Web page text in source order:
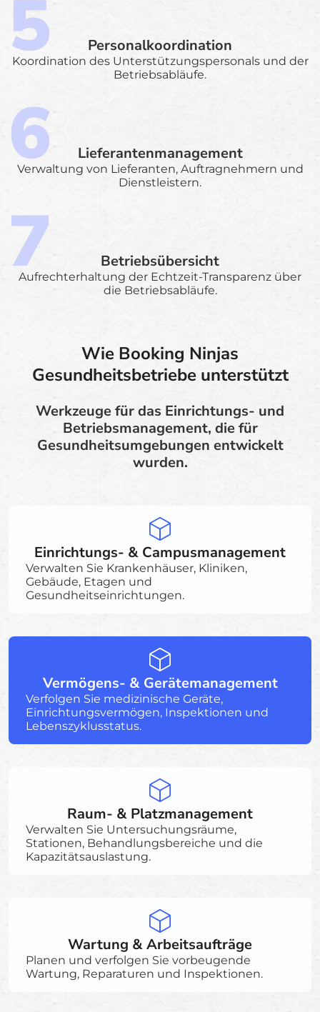
Personalkoordination
Koordination des Unterstützungspersonals und der
Betriebsabläufe.
Lieferantenmanagement
Verwaltung von Lieferanten, Auftragnehmern und
Dienstleistern.
Betriebsübersicht
Aufrechterhaltung der Echtzeit-Transparenz über
die Betriebsabläufe.
Wie Booking Ninjas
Gesundheitsbetriebe unterstützt
Werkzeuge für das Einrichtungs- und
Betriebsmanagement, die für
Gesundheitsumgebungen entwickelt
wurden.
Einrichtungs- & Campusmanagement
Verwalten Sie Krankenhäuser, Kliniken,
Gebäude, Etagen und
Gesundheitseinrichtungen.
Vermögens- & Gerätemanagement
Verfolgen Sie medizinische Geräte,
Einrichtungsvermögen, Inspektionen und
Lebenszyklusstatus.
Raum- & Platzmanagement
Verwalten Sie Untersuchungsräume,
Stationen, Behandlungsbereiche und die
Kapazitätsauslastung.
Wartung & Arbeitsaufträge
Planen und verfolgen Sie vorbeugende
Wartung, Reparaturen und Inspektionen.